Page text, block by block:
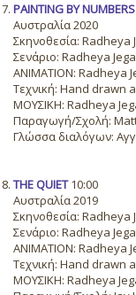
PAINTING BY NUMBERS
Αυστραλία 2020
Σκηνοθεσία: Radheya
Σενάριο: Radheya
ANIMATION: Radheya
Τεχνική: Hand drawn
ΜΟΥΣΙΚΗ: Radheya
Παραγωγή/Σχολή:
Γλώσσα διαλόγων:
THE QUIET10:00
Αυστραλία 2019
Σκηνοθεσία: Radheya
Σενάριο: Radheya
ANIMATION: Radheya
Τεχνική: Hand drawn
ΜΟΥΣΙΚΗ: Radheya